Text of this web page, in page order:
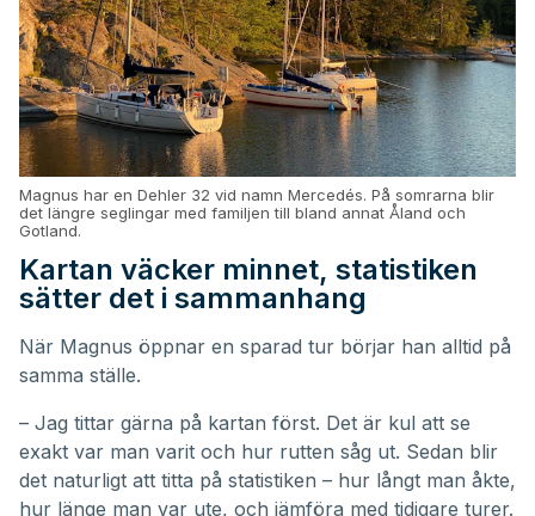
Magnus har en Dehler 32 vid namn Mercedés. På somrarna blir
det längre seglingar med familjen till bland annat Åland och
Gotland.
Kartan väcker minnet, statistiken
sätter det i sammanhang
När Magnus öppnar en sparad tur börjar han alltid på
samma ställe.
– Jag tittar gärna på kartan först. Det är kul att se
exakt var man varit och hur rutten såg ut. Sedan blir
det naturligt att titta på statistiken – hur långt man åkte,
hur länge man var ute, och jämföra med tidigare turer.